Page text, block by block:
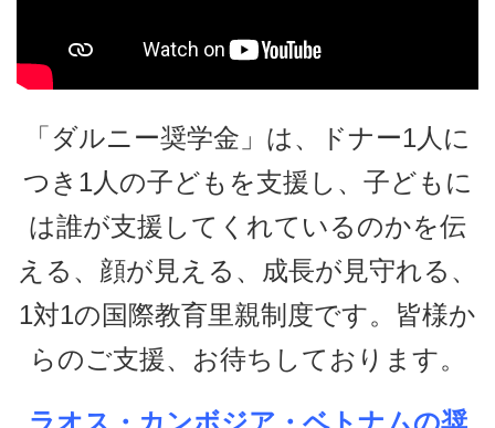
「ダルニー奨学金」は、ドナー1人に
つき1人の子どもを支援し、子どもに
は誰が支援してくれているのかを伝
える、顔が見える、成長が見守れる、
1対1の国際教育里親制度です。皆様か
らのご支援、お待ちしております。
ラオス・カンボジア・ベトナムの奨